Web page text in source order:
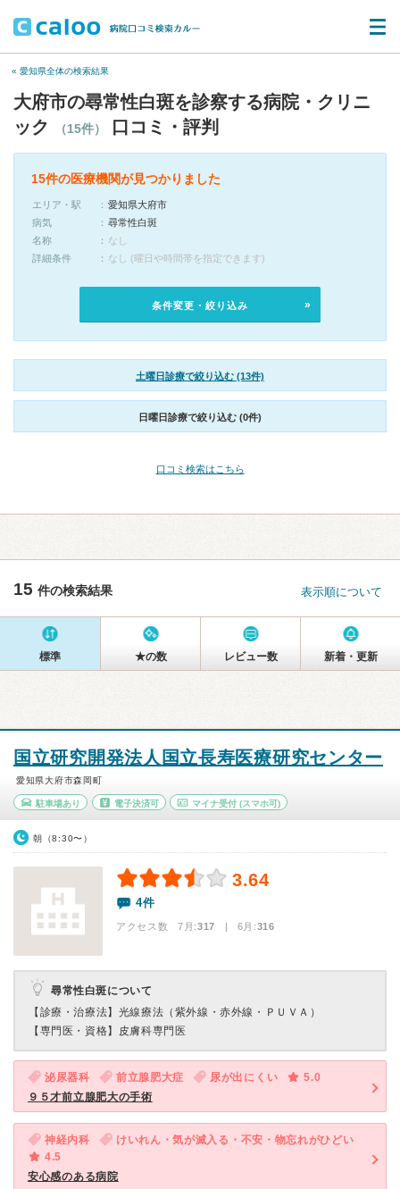
« 愛知県全体の検索結果
大府市の尋常性白斑を診察する病院・クリニ
ック
（15件） 口コミ・評判
15件の医療機関が見つかりました
エリア・駅
愛知県大府市
病気
尋常性白斑
名称
なし
詳細条件
なし (曜日や時間帯を指定できます)
条件変更・絞り込み
土曜日診療で絞り込む (13件)
日曜日診療で絞り込む (0件)
口コミ検索はこちら
15 件の検索結果 表示順について
標準 ★の数 レビュー数 新着・更新
国立研究開発法人国立長寿医療研究センター
愛知県大府市森岡町
駐車場あり 電子決済可 マイナ受付 (スマホ可)
朝（8:30〜）
3.64
4件
アクセス数 7月:317 | 6月:316
尋常性白斑について
【診療・治療法】 光線療法（紫外線・赤外線・ＰＵＶＡ）
【専門医・資格】 皮膚科専門医
泌尿器科 前立腺肥大症 尿が出にくい
5.0
９５才前立腺肥大の手術
神経内科
けいれん・気が滅入る・不安・物忘れがひどい
4.5
安心感のある病院